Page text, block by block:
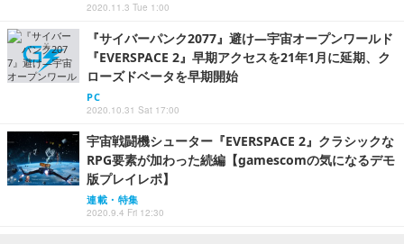
2020.11.3 Tue 1:00
『サイバーパンク2077』避け―宇宙オープンワールド
『EVERSPACE 2』早期アクセスを21年1月に延期、ク
ローズドベータを早期開始
PC
2020.10.31 Sat 17:00
宇宙戦闘機シューター『EVERSPACE 2』クラシックな
RPG要素が加わった続編【gamescomの気になるデモ
版プレイレポ】
連載・特集
2020.9.4 Fri 12:30